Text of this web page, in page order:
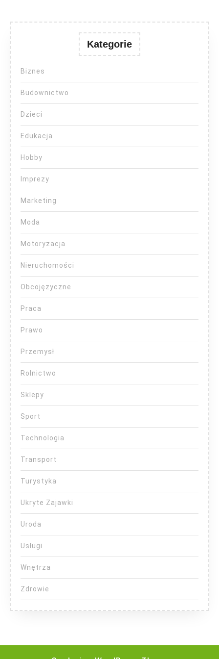
Kategorie
Biznes
Budownictwo
Dzieci
Edukacja
Hobby
Imprezy
Marketing
Moda
Motoryzacja
Nieruchomości
Obcojęzyczne
Praca
Prawo
Przemysł
Rolnictwo
Sklepy
Sport
Technologia
Transport
Turystyka
Ukryte Zajawki
Uroda
Usługi
Wnętrza
Zdrowie